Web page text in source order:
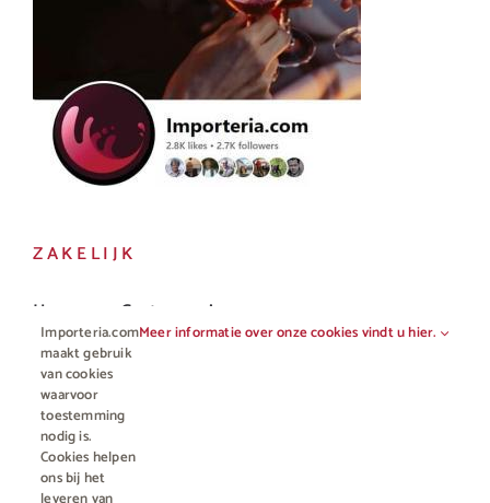
ZAKELIJK
Horeca en Gastronomie
Vakhandel
Importeria.com
maakt gebruik
van cookies
waarvoor
toestemming
nodig is.
Cookies helpen
ons bij het
Meer informatie over onze cookies vindt u hier.